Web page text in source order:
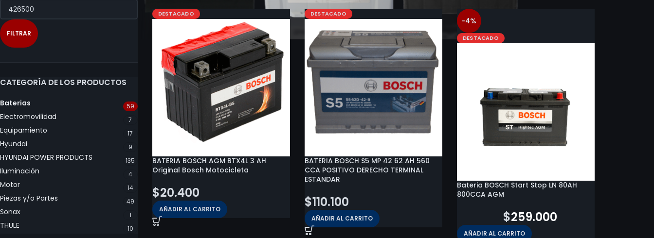
FILTRAR
CATEGORÍA DE LOS PRODUCTOS
Baterias 59
Electromovilidad 7
Equipamiento 17
Hyundai 9
HYUNDAI POWER PRODUCTS 135
Iluminación 4
Motor 14
Piezas y/o Partes 49
Sonax 1
THULE 10
DESTACADO
BATERIA BOSCH AGM BTX4L 3 AH
Original Bosch Motocicleta
$20.400
AÑADIR AL CARRITO
DESTACADO
BATERIA BOSCH S5 MP 42 62 AH 560
CCA POSITIVO DERECHO TERMINAL
ESTANDAR
$110.100
AÑADIR AL CARRITO
-4%
DESTACADO
Bateria BOSCH Start Stop LN 80AH
800CCA AGM
$259.000
AÑADIR AL CARRITO